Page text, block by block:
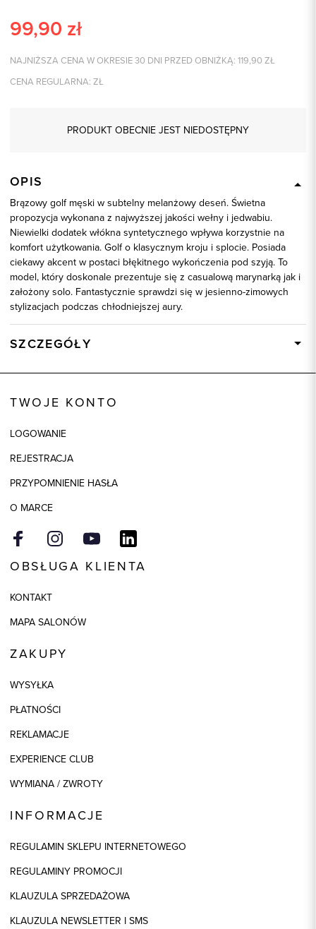
99,90 zł
NAJNIŻSZA CENA W OKRESIE 30 DNI PRZED OBNIŻKĄ: 119,90 ZŁ
CENA REGULARNA: ZŁ
PRODUKT OBECNIE JEST NIEDOSTĘPNY
OPIS
Brązowy golf męski w subtelny melanżowy deseń. Świetna
propozycja wykonana z najwyższej jakości wełny i jedwabiu.
Niewielki dodatek włókna syntetycznego wpływa korzystnie na
komfort użytkowania. Golf o klasycznym kroju i splocie. Posiada
ciekawy akcent w postaci błękitnego wykończenia pod szyją. To
model, który doskonale prezentuje się z casualową marynarką jak i
założony solo. Fantastycznie sprawdzi się w jesienno-zimowych
stylizacjach podczas chłodniejszej aury.
SZCZEGÓŁY
Model
Kolor
TWOJE KONTO
LOGOWANIE
REJESTRACJA
PRZYPOMNIENIE HASŁA
O MARCE
OBSŁUGA KLIENTA
KONTAKT
MAPA SALONÓW
ZAKUPY
WYSYŁKA
PŁATNOŚCI
REKLAMACJE
EXPERIENCE CLUB
WYMIANA / ZWROTY
INFORMACJE
REGULAMIN SKLEPU INTERNETOWEGO
REGULAMINY PROMOCJI
KLAUZULA SPRZEDAŻOWA
KLAUZULA NEWSLETTER I SMS